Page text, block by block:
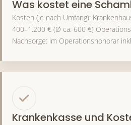
Was kostet eine
Kosten (je nach Umfang):
400–1.200 € (Ø ca. 600 €)
Nachsorge: im Operationshonorar
Krankenkasse und